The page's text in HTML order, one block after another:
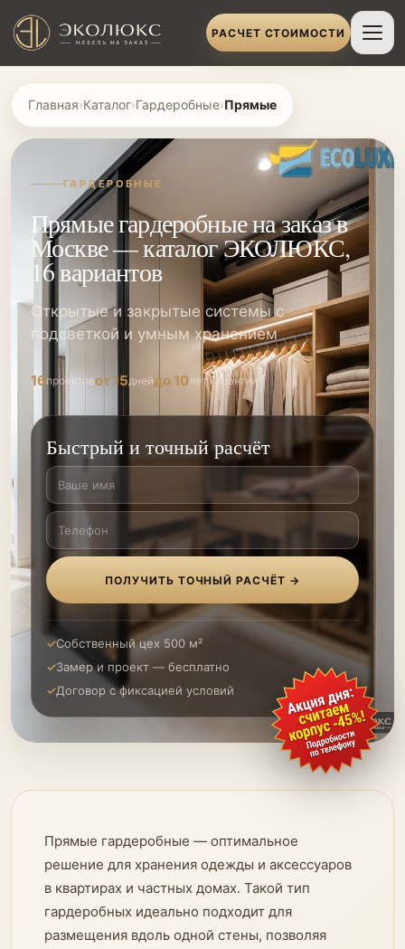
РАСЧЕТ СТОИМОСТИ
Главная›Каталог›Гардеробные›Прямые
ГАРДЕРОБНЫЕ
Прямые гардеробные на заказ в
Москве — каталог ЭКОЛЮКС,
16 вариантов
Открытые и закрытые системы с
подсветкой и умным хранением
16проектовот 15днейдо 10лет гарантии
Быстрый и точный расчёт
ПОЛУЧИТЬ ТОЧНЫЙ РАСЧЁТ →
Собственный цех 500 м²
Замер и проект — бесплатно
Договор с фиксацией условий
Прямые гардеробные — оптимальное
решение для хранения одежды и аксессуаров
в квартирах и частных домах. Такой тип
гардеробных идеально подходит для
размещения вдоль одной стены, позволяя